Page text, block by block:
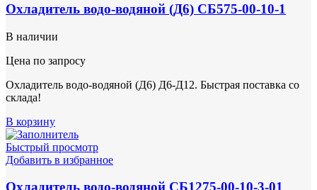
Охладитель водо-водяной (Д6) СБ575-00-10-1
В наличии
Цена по запросу
Охладитель водо-водяной (Д6) Д6-Д12. Быстрая поставка со
склада!
В корзину
Быстрый просмотр
Добавить в избранное